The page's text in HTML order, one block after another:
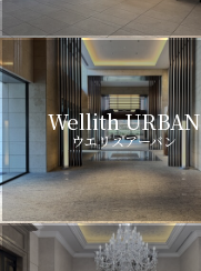
Wellith URBAN
ウエリスアーバン